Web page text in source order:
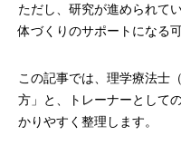
ただし、研究が進められて
体づくりのサポートになる
この記事では、理学療法士
方」と、トレーナーとして
かりやすく整理します。